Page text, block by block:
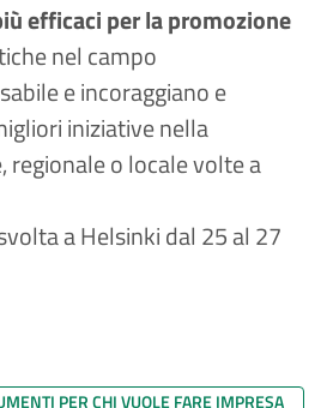
efficaci per la promozione
nel campo
e incoraggiano e
iniziative nella
regionale o locale volte a
a Helsinki dal 25 al 27
PER CHI VUOLE FARE IMPRESA